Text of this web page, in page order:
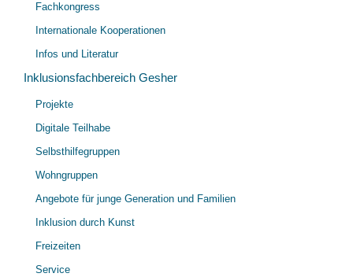
Fachkongress
Internationale Kooperationen
Infos und Literatur
Inklusionsfachbereich Gesher
Projekte
Digitale Teilhabe
Selbsthilfegruppen
Wohngruppen
Angebote für junge Generation und Familien
Inklusion durch Kunst
Freizeiten
Service